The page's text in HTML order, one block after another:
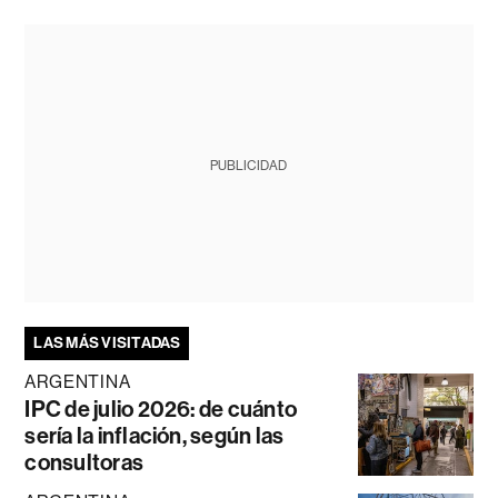
PUBLICIDAD
LAS MÁS VISITADAS
ARGENTINA
IPC de julio 2026: de cuánto
sería la inflación, según las
consultoras